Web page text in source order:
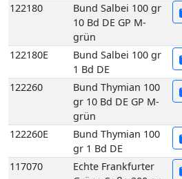
122260
Bund Thymian 100
gr 10 Bd DE GP M-
grün
122260E
Bund Thymian 100
gr 1 Bd DE
117070
Echte Frankfurter
Grüne Soße 200 gr
10 Stück DE GP H-
grün
Echte Frankfurter
Grüne Soße 200 gr